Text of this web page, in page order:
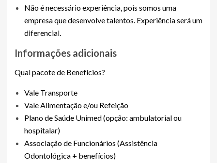
Não é necessário experiência, pois somos uma
empresa que desenvolve talentos. Experiência será um
diferencial.
Informações adicionais
Qual pacote de Benefícios?
Vale Transporte
Vale Alimentação e/ou Refeição
Plano de Saúde Unimed (opção: ambulatorial ou
hospitalar)
Associação de Funcionários (Assistência
Odontológica + benefícios)